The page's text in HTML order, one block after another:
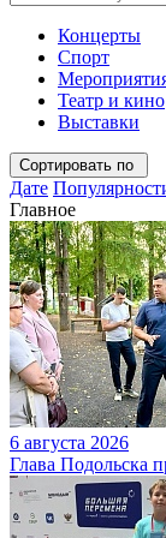
Концерты
Спорт
Театр и кино
Выставки
Сортировать по
Дате
Главное
6 августа 2026
Глава Подольска